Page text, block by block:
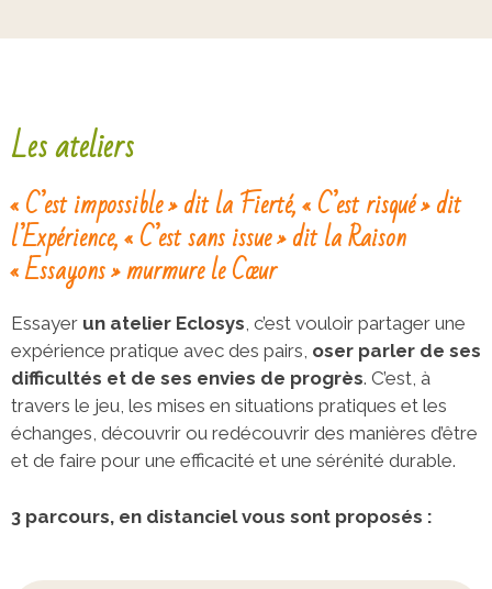
Les ateliers
« C’est impossible » dit la Fierté, « C’est risqué » dit
l’Expérience, « C’est sans issue » dit la Raison
« Essayons » murmure le Cœur
Essayer un atelier Eclosys, c’est vouloir partager une
expérience pratique avec des pairs, oser parler de ses
difficultés et de ses envies de progrès. C’est, à
travers le jeu, les mises en situations pratiques et les
échanges, découvrir ou redécouvrir des manières d’être
et de faire pour une efficacité et une sérénité durable.
3 parcours, en distanciel vous sont proposés :